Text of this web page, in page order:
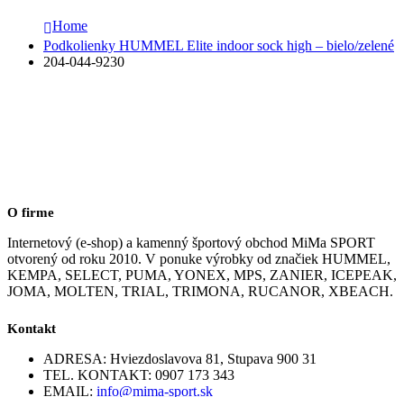
Home
Podkolienky HUMMEL Elite indoor sock high – bielo/zelené
204-044-9230
O firme
Internetový (e-shop) a kamenný športový obchod MiMa SPORT
otvorený od roku 2010. V ponuke výrobky od značiek HUMMEL,
KEMPA, SELECT, PUMA, YONEX, MPS, ZANIER, ICEPEAK,
JOMA, MOLTEN, TRIAL, TRIMONA, RUCANOR, XBEACH.
Kontakt
ADRESA: Hviezdoslavova 81, Stupava 900 31
TEL. KONTAKT: 0907 173 343
EMAIL: info@mima-sport.sk